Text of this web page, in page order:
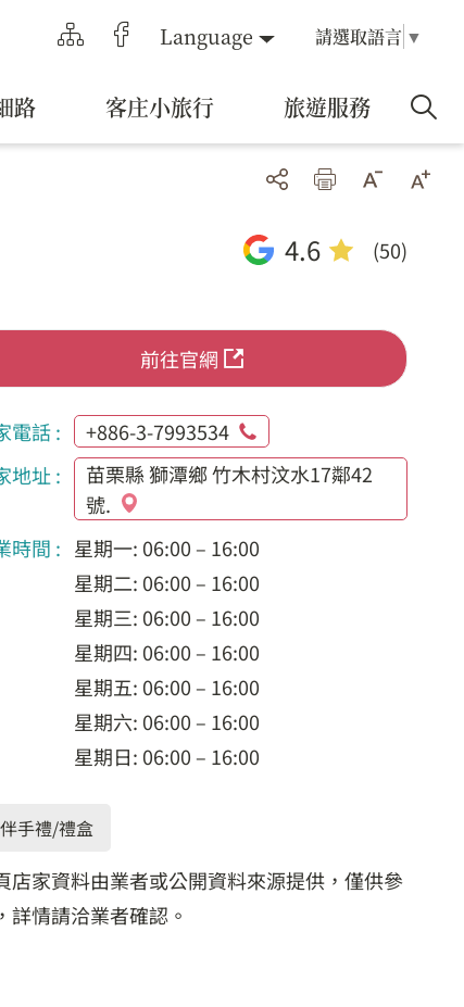
Language 請選取語言 ▼
路 客庄小旅行 旅遊服務
4.6 (50)
前往官網
電話 :
+886-3-7993534
地址 :
苗栗縣 獅潭鄉 竹木村汶水17鄰42
號.
時間 : 星期一: 06:00 – 16:00
星期二: 06:00 – 16:00
星期三: 06:00 – 16:00
星期四: 06:00 – 16:00
星期五: 06:00 – 16:00
星期六: 06:00 – 16:00
星期日: 06:00 – 16:00
手禮/禮盒
店家資料由業者或公開資料來源提供，僅供參
詳情請洽業者確認。